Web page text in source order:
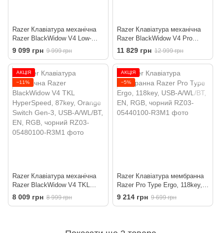
Razer Клавіатура механічна
Razer BlackWidow V4 Low-
profile TKL HyperSpeed, 87key,
Yellow Switch, USB-A/WL/BT,
EN, RGB, чорний
9 099 грн 9 999 грн
Razer Клавіатура механічна
Razer BlackWidow V4 Pro
104key, Yellow Switch, USB-A,
EN, RGB, чорний
11 829 грн 12 999 грн
АКЦІЯ
−11%
Razer Клавіатура механічна
Razer BlackWidow V4 TKL
HyperSpeed, 87key, Orange
Switch Gen-3, USB-A/WL/BT,
8 009 грн 8 999 грн
АКЦІЯ
−5%
Razer Клавіатура мембранна
Razer Pro Type Ergo, 118key,
USB-A/WL/BT, EN, RGB,
9 214 грн 9 699 грн